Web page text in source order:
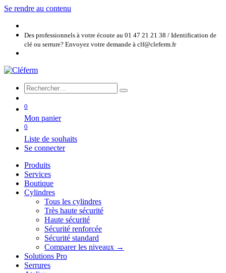
Se rendre au contenu
Des professionnels à votre écoute au 01 47 21 21 38 / Identification de
clé ou serrure? Envoyez votre demande à clf@cleferm.fr
0
Mon panier
0
Liste de souhaits
Se connecter
Produits
Services
Boutique
Cylindres
Tous les cylindres
Très haute sécurité
Haute sécurité
Sécurité renforcée
Sécurité standard
Comparer les niveaux →
Solutions Pro
Serrures